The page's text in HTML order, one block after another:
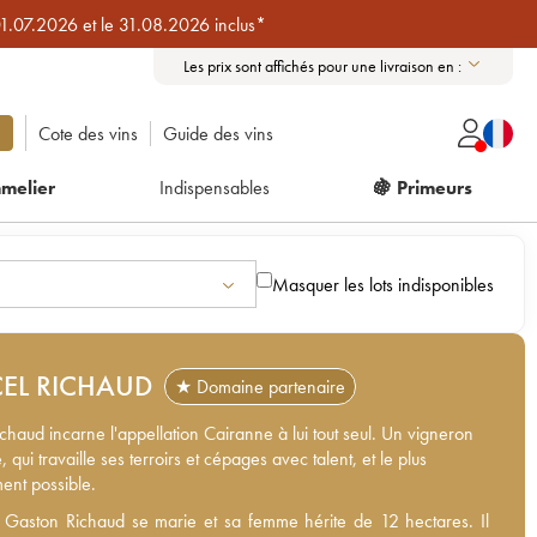
et le 31.08.2026 inclus*
Les prix sont affichés pour une livraison en :
Cote des vins Guide des vins
Indispensables 🍇 Primeurs
Masquer les lots indisponibles
RICHAUD
★ Domaine partenaire
incarne l'appellation Cairanne à lui tout seul. Un vigneron
qui travaille ses terroirs et cépages avec talent, et le plus
possible.
Richaud se marie et sa femme hérite de 12 hectares. Il
Richaud se marie et sa femme hérite de 12 hectares. Il